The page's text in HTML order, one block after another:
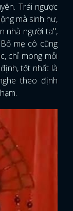
Trái ngược
mà sinh hư,
nhà người ta",
mẹ cô cũng
chỉ mong mỏi
tốt nhất là
theo định